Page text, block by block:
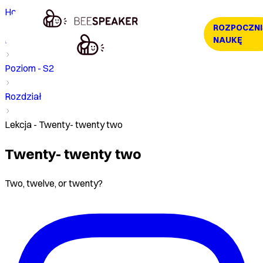
NAUKĘ
Home
Kurs
Poziom - S2
Rozdział
Lekcja - Twenty- twenty two
Twenty- twenty two
Two, twelve, or twenty?